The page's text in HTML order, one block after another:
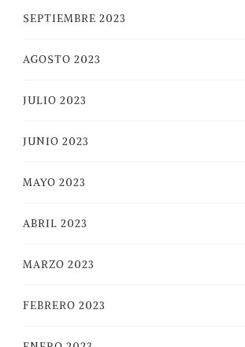
SEPTIEMBRE 2023
AGOSTO 2023
JULIO 2023
JUNIO 2023
MAYO 2023
ABRIL 2023
MARZO 2023
FEBRERO 2023